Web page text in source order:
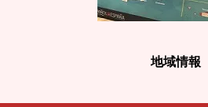
地域情報